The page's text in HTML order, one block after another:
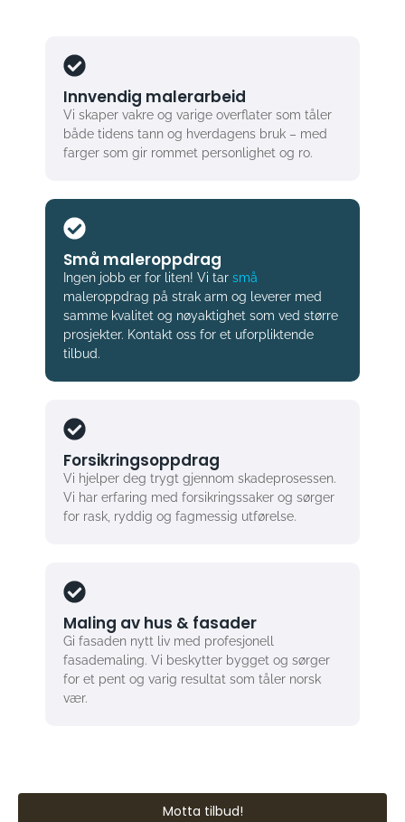
Innvendig malerarbeid
Vi skaper vakre og varige overflater som tåler
både tidens tann og hverdagens bruk – med
farger som gir rommet personlighet og ro.
Små maleroppdrag
Ingen jobb er for liten! Vi tar
maleroppdrag på strak arm og leverer med
samme kvalitet og nøyaktighet som ved større
prosjekter. Kontakt oss for et uforpliktende
tilbud.
Forsikringsoppdrag
Vi hjelper deg trygt gjennom skadeprosessen.
Vi har erfaring med forsikringssaker og sørger
for rask, ryddig og fagmessig utførelse.
Maling av hus & fasader
Gi fasaden nytt liv med profesjonell
fasademaling. Vi beskytter bygget og sørger
for et pent og varig resultat som tåler norsk
vær.